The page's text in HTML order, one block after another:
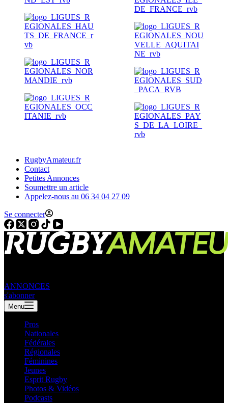
RugbyAmateur.fr
Contact
Petites Annonces
Soumettre un article
Appelez-nous au 06 34 04 27 09
Se connecter
ANNONCES
s'abonner
Menu
Pros
Nationales
Fédérales
Régionales
Féminines
Jeunes
Esprit Rugby
Photos & Vidéos
Podcasts